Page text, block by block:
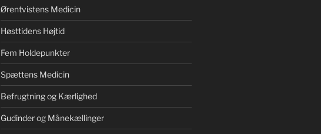
Ørentvistens Medicin
Høsttidens Højtid
Fem Holdepunkter
Spættens Medicin
Befrugtning og Kærlighed
Gudinder og Månekællinger